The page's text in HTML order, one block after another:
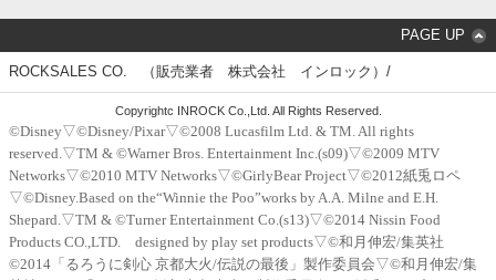
PAGE UP
ROCKSALES CO. （販売業者 株式会社 インロック）/
Copyrightc INROCK Co.,Ltd. All Rights Reserved.
©Disney▽©Disney/Pixar▽©2008 Lucasfilm Ltd. & TM. All rights
reserved.▽TM & ©Warner Bros. Entertainment Inc.(s09)▽©2009 MTV
Networks▽©2010 MTV Networks▽©GirlyBear Project▽©2012紙兎ロペ
▽©Disney.Based on the“Winnie the Poo”works by A.A. Milne and E.H.
Shepard.▽TM & ©Turner Entertainment Co.(s13)▽©2014 Nissin Food
Products CO.,LTD. designed by play set products▽©和月伸宏/集英社
©2014「るろうに剣心 京都大火/伝説の最後」製作委員会▽©和月伸宏/集